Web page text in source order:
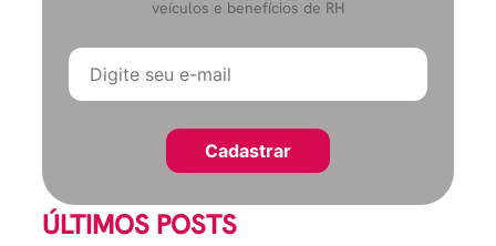
veículos e benefícios de RH
ÚLTIMOS POSTS